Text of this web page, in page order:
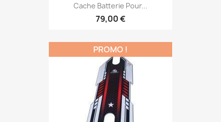
Cache Batterie Pour...
79,00 €
PROMO !